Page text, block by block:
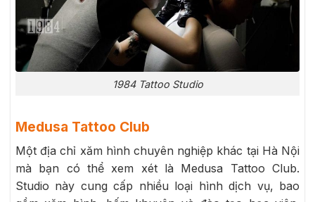
1984 Tattoo Studio
Medusa Tattoo Club
Một địa chỉ xăm hình chuyên nghiệp khác tại Hà Nội
mà bạn có thể xem xét là Medusa Tattoo Club.
Studio này cung cấp nhiều loại hình dịch vụ, bao